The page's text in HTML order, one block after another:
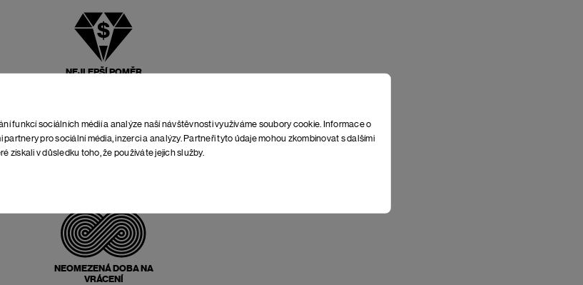
funkcí sociálních médií a analýze naší návštěvnosti využíváme soubory cookie. Informace o
partnery pro sociální média, inzerci a analýzy. Partneři tyto údaje mohou zkombinovat s dalšími
získali v důsledku toho, že používáte jejich služby.
NEJLEPŠÍ POMĚR
NEOMEZENÁ DOBA NA
VRÁCENÍ